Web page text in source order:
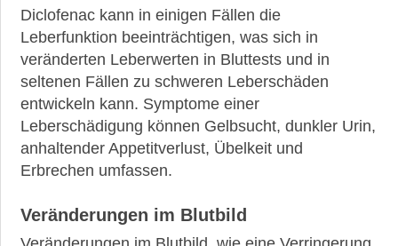
Diclofenac kann in einigen Fällen die
Leberfunktion beeinträchtigen, was sich in
veränderten Leberwerten in Bluttests und in
seltenen Fällen zu schweren Leberschäden
entwickeln kann. Symptome einer
Leberschädigung können Gelbsucht, dunkler Urin,
anhaltender Appetitverlust, Übelkeit und
Erbrechen umfassen.
Veränderungen im Blutbild